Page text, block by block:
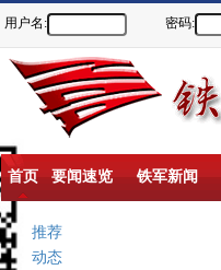
用户名: 密码:
首页 要闻速览 铁军新闻
重点推荐
新闻动态